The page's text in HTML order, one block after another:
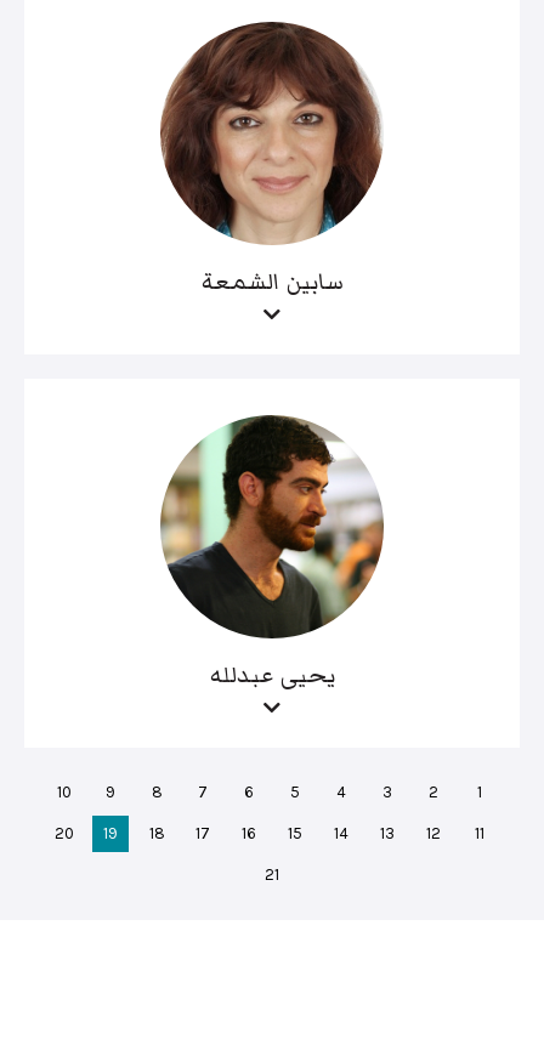
سابين الشمعة
يحيى عبدلله
1
2
3
4
5
6
7
8
9
10
11
12
13
14
15
16
17
18
19
20
21